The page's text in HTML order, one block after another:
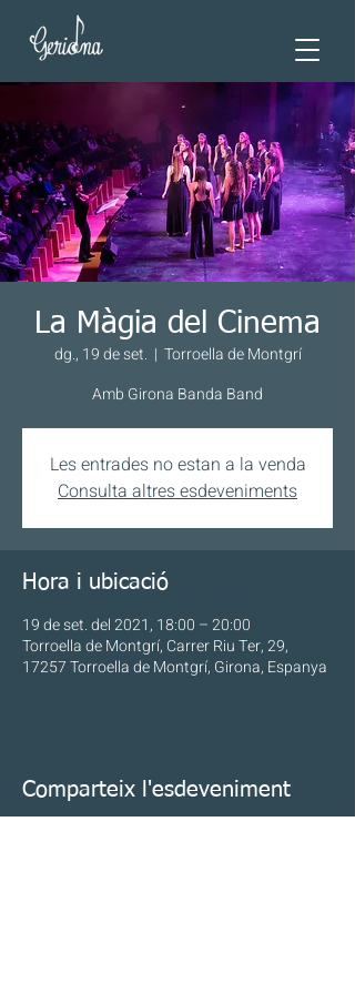
La Màgia del Cinema
dg., 19 de set.
  |
Torroella de Montgrí
Amb Girona Banda Band
Les entrades no estan a la venda
Consulta altres esdeveniments
Hora i ubicació
19 de set. del 2021, 18:00 – 20:00
Torroella de Montgrí, Carrer Riu Ter, 29,
17257 Torroella de Montgrí, Girona, Espanya
Comparteix l'esdeveniment